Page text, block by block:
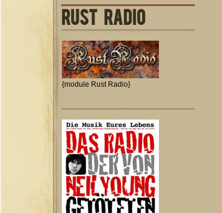
RUST RADIO
{module Rust Radio}